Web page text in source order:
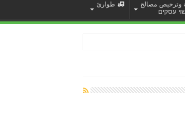
وترخيص مصالح
עסקים
طوارئ